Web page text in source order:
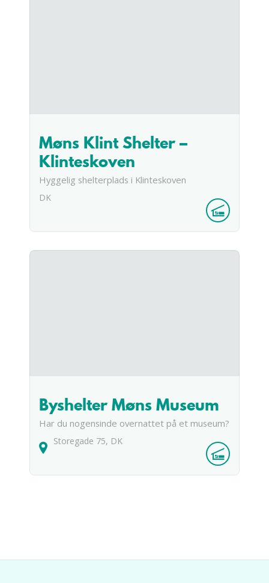
Møns Klint Shelter –
Klinteskoven
Hyggelig shelterplads i Klinteskoven
DK
Byshelter Møns Museum
Har du nogensinde overnattet på et museum?
Storegade 75 DK